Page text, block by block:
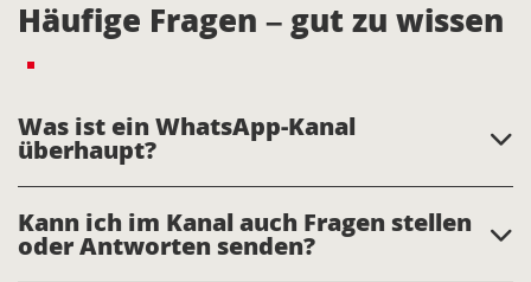
Häufige Fragen – gut zu wissen
Was ist ein WhatsApp-Kanal
überhaupt?
Kann ich im Kanal auch Fragen stellen
oder Antworten senden?